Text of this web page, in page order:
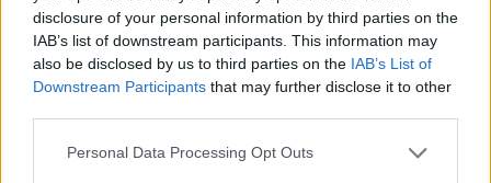
disclosure of your personal information by third parties on the
IAB’s list of downstream participants. This information may
also be disclosed by us to third parties on the IAB’s List of
Downstream Participants that may further disclose it to other
Personal Data Processing Opt Outs
21:39
Λαμία: Απατεώνες άρπαξαν μεγάλο χρηματικό ποσό από
ηλικιωμένη
ΠΕΡΙΣΣΟΤΕΡΑ